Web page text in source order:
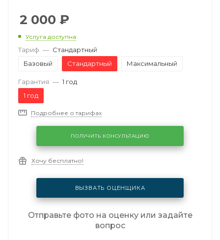
2 000 ₽
Услуга доступна
Тариф — Стандартный
Базовый
Стандартный Максимальный
Гарантия — 1 год
1 год
Подробнее о тарифах
ПОЛУЧИТЬ КОНСУЛЬТАЦИЮ
Хочу бесплатно!
ВЫЗВАТЬ ОЦЕНЩИКА
Отправьте фото на оценку или задайте
вопрос